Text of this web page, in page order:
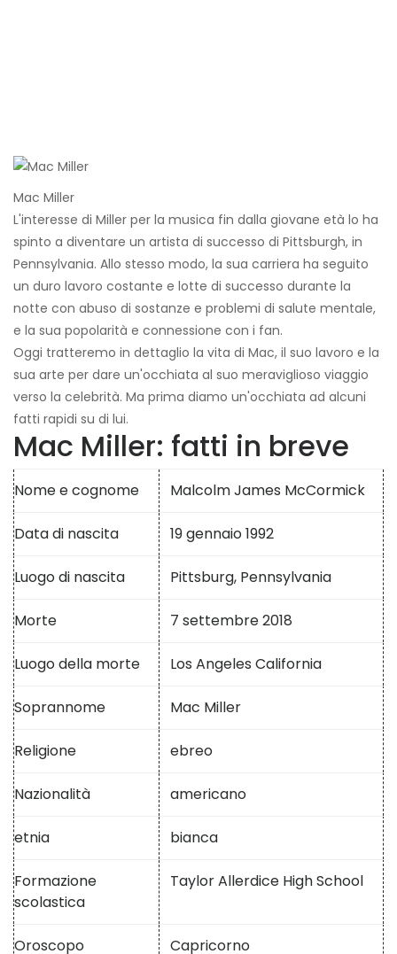
Mac Miller
L'interesse di Miller per la musica fin dalla giovane età lo ha
spinto a diventare un artista di successo di Pittsburgh, in
Pennsylvania. Allo stesso modo, la sua carriera ha seguito
un duro lavoro costante e lotte di successo durante la
notte con abuso di sostanze e problemi di salute mentale,
e la sua popolarità e connessione con i fan.
Oggi tratteremo in dettaglio la vita di Mac, il suo lavoro e la
sua arte per dare un'occhiata al suo meraviglioso viaggio
verso la celebrità. Ma prima diamo un'occhiata ad alcuni
fatti rapidi su di lui.
Mac Miller: fatti in breve
Nome e cognome Malcolm James McCormick
Data di nascita 19 gennaio 1992
Luogo di nascita Pittsburg, Pennsylvania
Morte 7 settembre 2018
Luogo della morte Los Angeles California
Soprannome Mac Miller
Religione ebreo
Nazionalità americano
etnia bianca
Formazione
scolastica
Taylor Allerdice High School
Oroscopo Capricorno